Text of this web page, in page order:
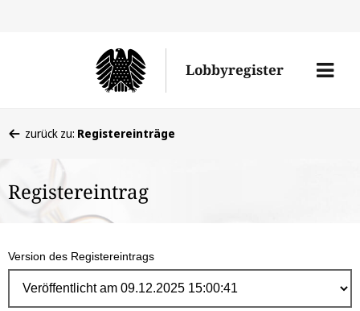
Lobbyregister
Menü
befinden
hier:
zurück zu: Registereinträge
Registereintrag
Version des Registereintrags